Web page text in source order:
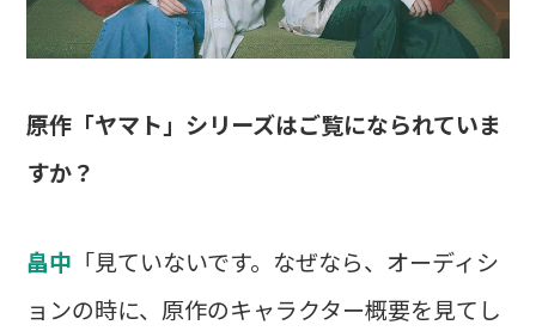
――原作「ヤマト」シリーズはご覧になられていま
すか？
畠中 「見ていないです。なぜなら、オーディシ
ョンの時に、原作のキャラクター概要を見てし